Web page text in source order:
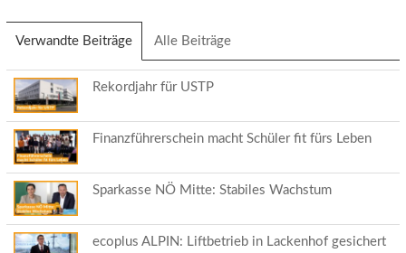
Verwandte Beiträge (aktiver
Reiter)
Alle Beiträge
Rekordjahr für USTP
Finanzführerschein macht Schüler fit fürs Leben
Sparkasse NÖ Mitte: Stabiles Wachstum
ecoplus ALPIN: Liftbetrieb in Lackenhof gesichert